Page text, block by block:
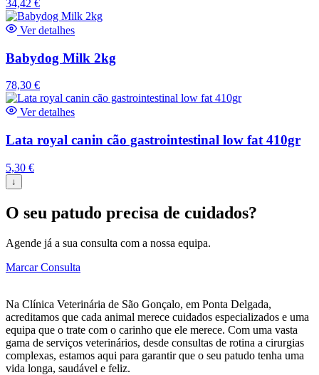
34,42 €
Ver detalhes
Babydog Milk 2kg
78,30 €
Ver detalhes
Lata royal canin cão gastrointestinal low fat 410gr
5,30 €
↓
O seu patudo precisa de cuidados?
Agende já a sua consulta com a nossa equipa.
Marcar Consulta
Na Clínica Veterinária de São Gonçalo, em Ponta Delgada,
acreditamos que cada animal merece cuidados especializados e uma
equipa que o trate com o carinho que ele merece. Com uma vasta
gama de serviços veterinários, desde consultas de rotina a cirurgias
complexas, estamos aqui para garantir que o seu patudo tenha uma
vida longa, saudável e feliz.